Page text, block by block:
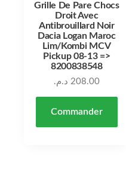
Grille De Pare Chocs
Droit Avec
Antibrouillard Noir
Dacia Logan Maroc
Lim/Kombi MCV
Pickup 08-13 =>
8200838548
208.00 د.م.
Commander